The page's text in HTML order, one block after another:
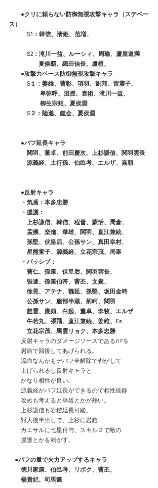
●クリに頼らない防御無視攻撃キャラ（ステベー
ス）
S1：韓信、清姫、范増、
S2：滝川一益、ルーシィ、周瑜、蘆屋道満
夏侯覇、織田信長、盧植、
●攻撃力ベース防御無視攻撃キャラ
S１：姜維、曹彰、項羽、劉邦、雷震子、
卑弥呼、沮授、袁術、滝川一益、
柳生宗矩、夏侯淵
S２：陸遜、鍾会、夏侯淵
●バフ延長キャラ
関羽、董卓、前田慶次、上杉謙信、関羽雲長
源義経、土行孫、伯邑考、エルザ、高順
●反射キャラ
・気盾：本多忠勝
・援護：
上杉謙信、韓信、程普、蒙恬、周倉、
孟獲、楽進、華雄、関羽、直江兼続、
孫堅、伏皇后、公孫サン、真田幸村、
星熊童子、源義経、立花宗茂、周泰
・パッシブ：
曹仁、孫策、伏皇后、関羽雲長、
張遼、孫策伯符、曹丕、文鴦、
徐晃、アテナ、魏延、孫堅、坂田金時
公孫サン、服部半蔵、荊軻、関羽
趙雲、廉頗、白起、董卓、李牧、エルザ
牛若丸、張飛、直江兼続、姜維、Es
立花宗茂、馬雲リョク、本多忠勝
反射キャラのダメージソースであるHPを
岩鎧で回復してあげられる。
流血なんかもデバフ全解除で剥がして
上げられるし反射キャラと
かなり相性が良い。
源義経がバフ延長ができるので相性抜群
攻めも考えると華雄とかが熱い。
上杉謙信も岩鎧延長可能。
対人後半出しで、上杉に岩鎧
カエサルに七星付与、スキル２で敵の
援護とかを剥がす。
●バフの量で火力アップするキャラ
徳川家康、伯邑考、リボク、曹丕、
楊貴妃、司馬懿